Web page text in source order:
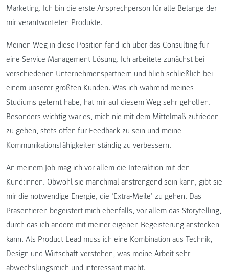
Marketing. Ich bin die erste Ansprechperson für alle Belange der
mir verantworteten Produkte.
Meinen Weg in diese Position fand ich über das Consulting für
eine Service Management Lösung. Ich arbeitete zunächst bei
verschiedenen Unternehmenspartnern und blieb schließlich bei
einem unserer größten Kunden. Was ich während meines
Studiums gelernt habe, hat mir auf diesem Weg sehr geholfen.
Besonders wichtig war es, mich nie mit dem Mittelmaß zufrieden
zu geben, stets offen für Feedback zu sein und meine
Kommunikationsfähigkeiten ständig zu verbessern.
An meinem Job mag ich vor allem die Interaktion mit den
Kund:innen. Obwohl sie manchmal anstrengend sein kann, gibt sie
mir die notwendige Energie, die ‘Extra-Meile’ zu gehen. Das
Präsentieren begeistert mich ebenfalls, vor allem das Storytelling,
durch das ich andere mit meiner eigenen Begeisterung anstecken
kann. Als Product Lead muss ich eine Kombination aus Technik,
Design und Wirtschaft verstehen, was meine Arbeit sehr
abwechslungsreich und interessant macht.